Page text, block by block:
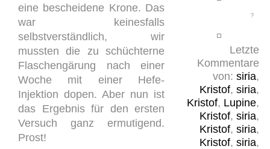
Letzte
Kommentare
von: siria,
Kristof, siria,
Kristof, Lupine,
Kristof, siria,
Kristof, siria,
Kristof, siria,
eine bescheidene Krone. Das
war keinesfalls
selbstverständlich, wir
mussten die zu schüchterne
Flaschengärung nach einer
Woche mit einer Hefe-
Injektion dopen. Aber nun ist
das Ergebnis für den ersten
Versuch ganz ermutigend.
Prost!